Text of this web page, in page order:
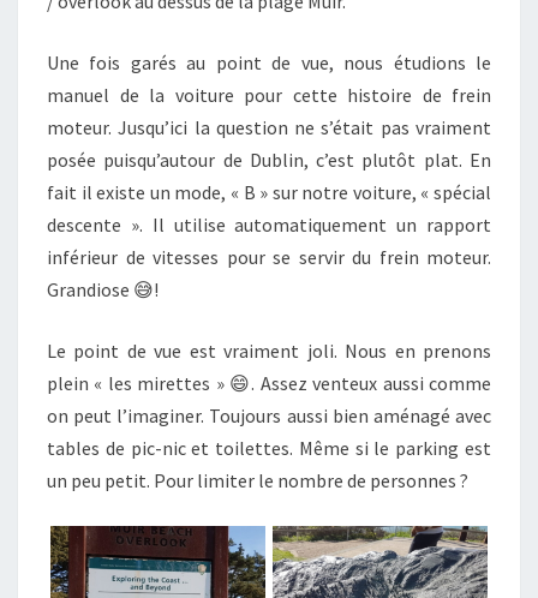
Une fois garés au point de vue, nous étudions le
manuel de la voiture pour cette histoire de frein
moteur. Jusqu’ici la question ne s’était pas vraiment
posée puisqu’autour de Dublin, c’est plutôt plat. En
fait il existe un mode, « B » sur notre voiture, « spécial
descente ». Il utilise automatiquement un rapport
inférieur de vitesses pour se servir du frein moteur.
Grandiose 😅!
Le point de vue est vraiment joli. Nous en prenons
plein « les mirettes » 😄. Assez venteux aussi comme
on peut l’imaginer. Toujours aussi bien aménagé avec
tables de pic-nic et toilettes. Même si le parking est
un peu petit. Pour limiter le nombre de personnes ?